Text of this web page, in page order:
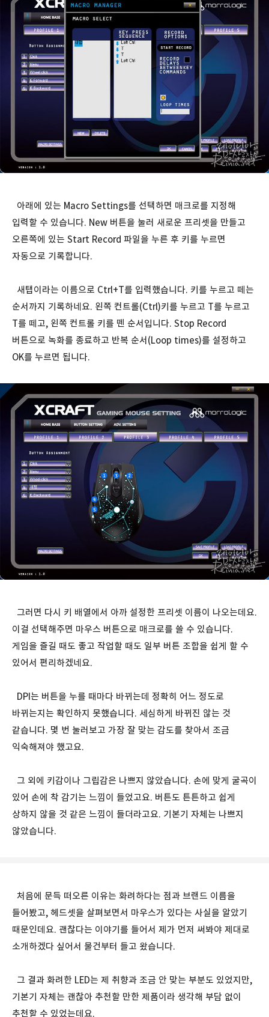
아래에 있는 Macro Settings를 선택하면 매크로를 지정해
입력할 수 있습니다. New 버튼을 눌러 새로운 프리셋을 만들고
오른쪽에 있는 Start Record 파일을 누른 후 키를 누르면
자동으로 기록합니다.
새탭이라는 이름으로 Ctrl+T를 입력했습니다. 키를 누르고 떼는
순서까지 기록하네요. 왼쪽 컨트롤(Ctrl)키를 누르고 T를 누르고
T를 떼고, 왼쪽 컨트롤 키를 뗀 순서입니다. Stop Record
버튼으로 녹화를 종료하고 반복 순서(Loop times)를 설정하고
OK를 누르면 됩니다.
그러면 다시 키 배열에서 아까 설정한 프리셋 이름이 나오는데요.
이걸 선택해주면 마우스 버튼으로 매크로를 쓸 수 있습니다.
게임을 즐길 때도 좋고 작업할 때도 일부 버튼 조합을 쉽게 할 수
있어서 편리하겠네요.
DPI는 버튼을 누를 때마다 바뀌는데 정확히 어느 정도로
바뀌는지는 확인하지 못했습니다. 세심하게 바뀌진 않는 것
같습니다. 몇 번 눌러보고 가장 잘 맞는 감도를 찾아서 조금
익숙해져야 했고요.
그 외에 키감이나 그립감은 나쁘지 않았습니다. 손에 맞게 굴곡이
있어 손에 착 감기는 느낌이 들었고요. 버튼도 튼튼하고 쉽게
상하지 않을 것 같은 느낌이 들더라고요. 기본기 자체는 나쁘지
않았습니다.
처음에 문득 떠오른 이유는 화려하다는 점과 브랜드 이름을
들어봤고, 헤드셋을 살펴보면서 마우스가 있다는 사실을 알았기
때문인데요. 괜찮다는 이야기를 들어서 제가 먼저 써봐야 제대로
소개하겠다 싶어서 물건부터 들고 왔습니다.
그 결과 화려한 LED는 제 취향과 조금 안 맞는 부분도 있었지만,
기본기 자체는 괜찮아 추천할 만한 제품이라 생각해 부담 없이
추천할 수 있었는데요.